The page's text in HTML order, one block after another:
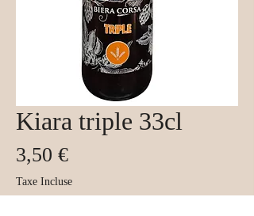
Kiara triple 33cl
3,50 €Prix
Taxe Incluse